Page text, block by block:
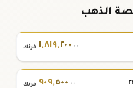
الذهب
١,٨١٩,٢٠٠.٠٠ فرنك
٩٠٩,٥٠٠.٠٠ فرنك